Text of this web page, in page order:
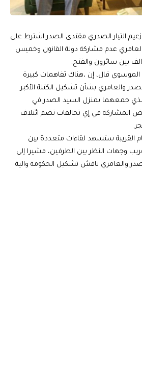
التيار الصدري مقتدى الصدر اشترط على
عدم مشاركة دولة القانون وخميس
بين سائرون والفتح.
الموسوي قال، إن ،هناك تفاهمات كبيرة
والعامري بشأن تشكيل الكتلة الأكبر
الذي جمعهما بمنزل السيد الصدر في
رفض المشاركة في إي تحالفات تضم ائتلاف
القريبة ستشهد لقاءات متعددة بين
وجهات النظر بين الطرفين، مشيرا إلى
والعامري ناقش تشكيل الحكومة والية